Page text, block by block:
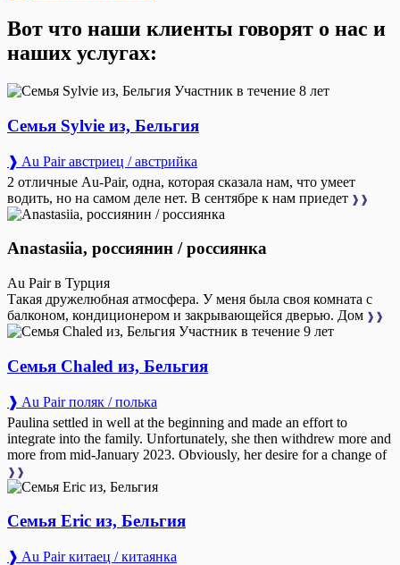
Вот что наши клиенты говорят о нас и
наших услугах:
Участник в течение 8 лет
Семья Sylvie из, Бельгия
❱ Au Pair австриец / австрийка
2 отличные Au-Pair, одна, которая сказала нам, что умеет
водить, но на самом деле нет. В сентябре к нам приедет ❱❱
Anastasiia, россиянин / россиянка
Au Pair в Турция
Такая дружелюбная атмосфера. У меня была своя комната с
балконом, кондиционером и закрывающейся дверью. Дом ❱❱
Участник в течение 9 лет
Семья Chaled из, Бельгия
❱ Au Pair поляк / полька
Paulina settled in well at the beginning and made an effort to
integrate into the family. Unfortunately, she then withdrew more and
more from mid-January 2023. Obviously, her desire for a change of
❱❱
Семья Eric из, Бельгия
❱ Au Pair китаец / китаянка